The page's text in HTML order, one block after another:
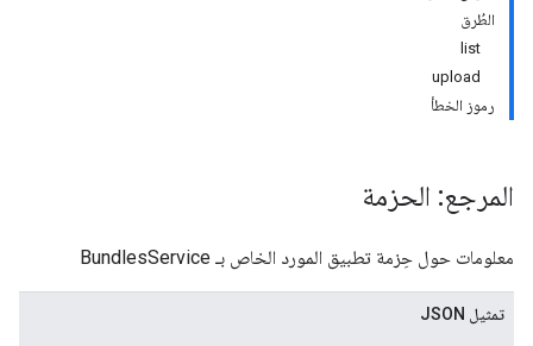
الطُرق
list
upload
رموز الخطأ
المرجع: الحزمة
معلومات حول حِزمة تطبيق المورد الخاص بـ BundlesService
تمثيل JSON